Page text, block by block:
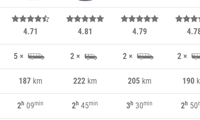
4.71
4.81 4.79
5 × 2 × 2 × 2 ×
187km 222km 205km 190
2h 09min 2h 45min 3h 30min 2h 50